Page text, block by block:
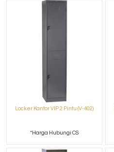
Locker Kantor VIP 2 Pintu (V-402)
*Harga Hubungi CS